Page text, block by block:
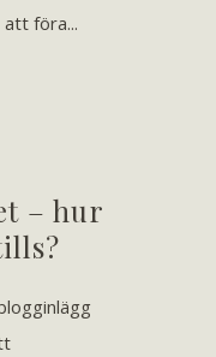
föra...
– hur